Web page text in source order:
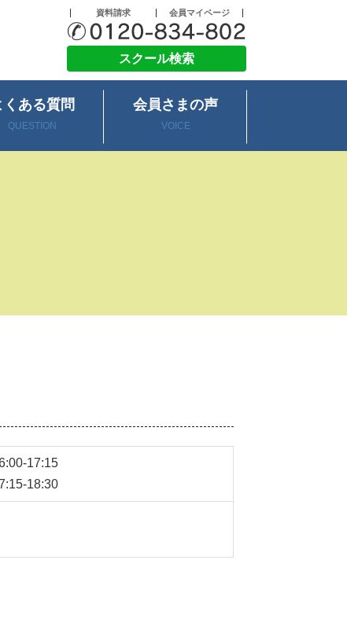
資料請求 会員マイページ
スクール検索
くある質問
QUESTION
会員さまの声
VOICE
17:15
18:30